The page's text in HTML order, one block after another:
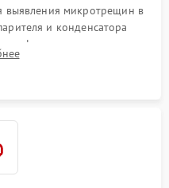
выявления микротрещин в
и конденсатора
фильтра-осушителя и
для устранения засоров.